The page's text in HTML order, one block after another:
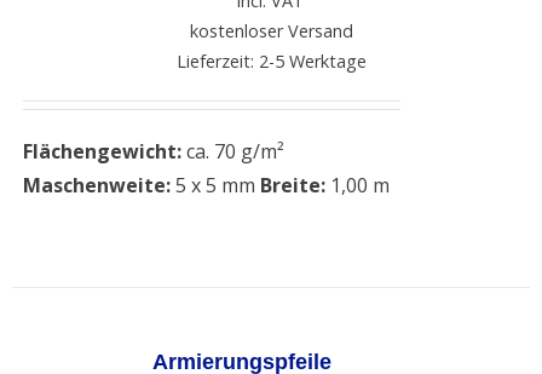
kostenloser Versand
Lieferzeit: 2-5 Werktage
Flächengewicht:ca. 70 g/m²
Maschenweite:5 x 5 mm Breite:1,00 m
Armierungspfeile